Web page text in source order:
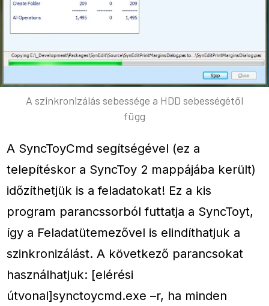
A szinkronizálás sebessége a HDD sebességétől
függ
A SyncToyCmd segítségével (ez a
telepítéskor a SyncToy 2 mappájába került)
időzíthetjük is a feladatokat! Ez a kis
program parancssorból futtatja a SyncToyt,
így a Feladatütemezővel is elindíthatjuk a
szinkronizálást. A következő parancsokat
használhatjuk: [elérési
útvonal]synctoycmd.exe –r, ha minden